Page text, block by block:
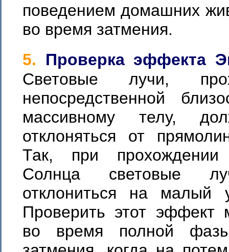
поведением домашних
во время затмения.
5. Проверка эффекта
Световые лучи,
непосредственной
массивному телу,
отклоняться от
Так, при
Солнца световые
отклониться на малый
Проверить этот эффект
во время полной фазы